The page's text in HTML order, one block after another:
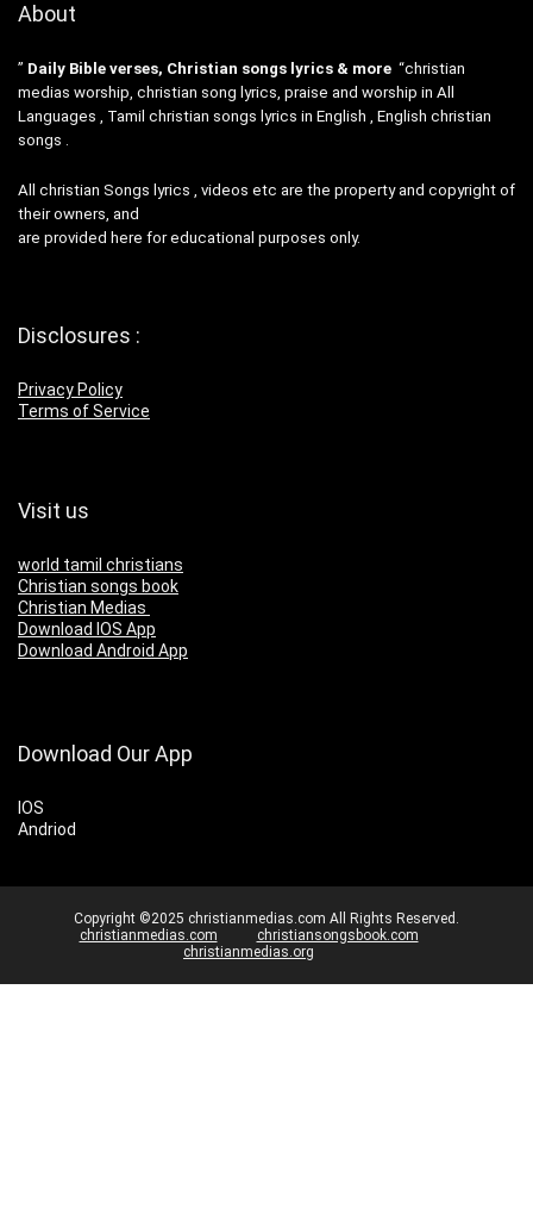
About
” Daily Bible verses, Christian songs lyrics & more “christian
medias worship, christian song lyrics, praise and worship in All
Languages , Tamil christian songs lyrics in English , English christian
songs .
All christian Songs lyrics , videos etc are the property and copyright of
their owners, and
are provided here for educational purposes only.
Disclosures :
Privacy Policy
Terms of Service
Visit us
world tamil christians
Christian songs book
Christian Medias
Download IOS App
Download Android App
Download Our App
IOS
Andriod
Copyright ©2025 christianmedias.com All Rights Reserved.
christianmedias.com
christiansongsbook.com
christianmedias.org